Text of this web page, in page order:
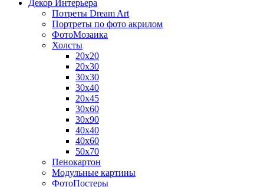
Декор Интерьера
Потреты Dream Art
Портреты по фото акрилом
ФотоМозаика
Холсты
20х20
20х30
30х30
30х40
20х45
30х60
30х90
40х40
40х60
50х70
Пенокартон
Модульные картины
ФотоПостеры